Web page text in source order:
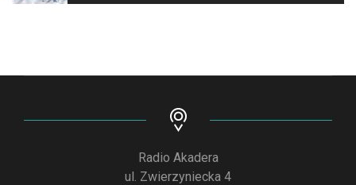
Radio Akadera
ul. Zwierzyniecka 4